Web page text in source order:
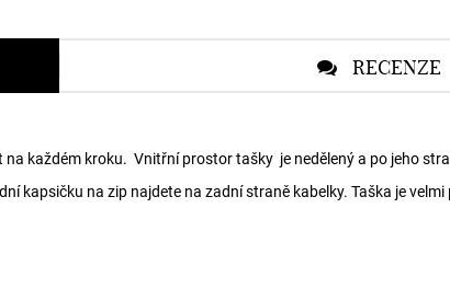
RECENZE
každém kroku. Vnitřní prostor tašky je nedělený a po jeho
kapsičku na zip najdete na zadní straně kabelky. Taška je